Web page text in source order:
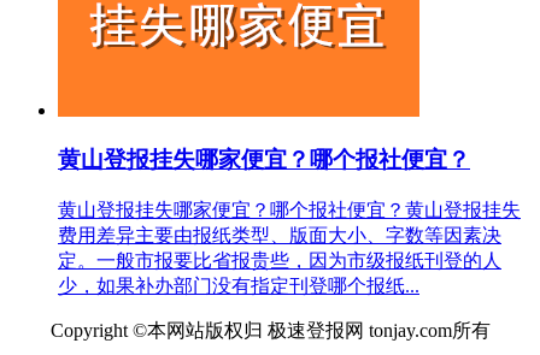
黄山登报挂失哪家便宜？哪个报社便宜？
黄山登报挂失哪家便宜？哪个报社便宜？黄山登报挂失
费用差异主要由报纸类型、版面大小、字数等因素决
定。一般市报要比省报贵些，因为市级报纸刊登的人
少，如果补办部门没有指定刊登哪个报纸...
Copyright ©本网站版权归 极速登报网 tonjay.com所有